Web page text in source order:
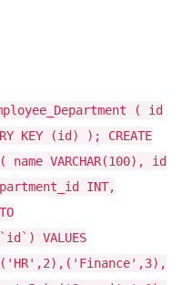
( id
KEY (id) ); CREATE
name VARCHAR(100), id
INT,
VALUES